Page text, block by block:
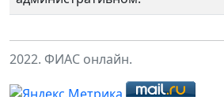
2022. ФИАС онлайн.